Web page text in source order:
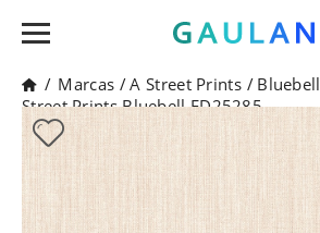
/ Marcas /A Street Prints / Bluebell
Street Prints Bluebell FD25285